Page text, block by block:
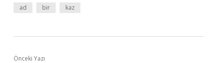
ad bir kaz
Önceki Yazı